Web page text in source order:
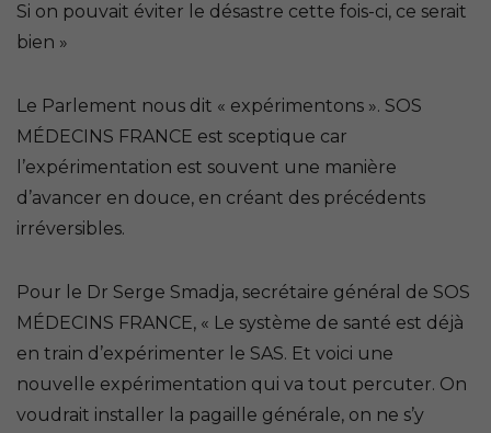
Si on pouvait éviter le désastre cette fois-ci, ce serait
bien »
Le Parlement nous dit « expérimentons ». SOS
MÉDECINS FRANCE est sceptique car
l’expérimentation est souvent une manière
d’avancer en douce, en créant des précédents
irréversibles.
Pour le Dr Serge Smadja, secrétaire général de SOS
MÉDECINS FRANCE, « Le système de santé est déjà
en train d’expérimenter le SAS. Et voici une
nouvelle expérimentation qui va tout percuter. On
voudrait installer la pagaille générale, on ne s’y